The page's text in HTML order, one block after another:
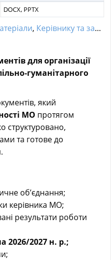
DOCX, PPTX
, Керівнику та заступнику ЗЗСО
для організації
гуманітарного
який
МО протягом
структуровано,
та готове до
об’єднання;
керівника МО;
результати роботи
2026/2027 н. р.;